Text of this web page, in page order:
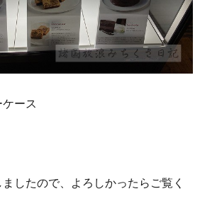
ース
したので、よろしかったらご覧く